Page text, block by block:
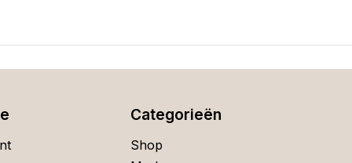
Categorieën
Shop